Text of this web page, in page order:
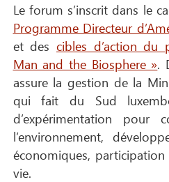
Le forum s’inscrit dans le
Programme Directeur
et des cibles d’action du
Man and the Biosphere ».
assure la gestion de la
qui fait du Sud
d’expérimentation pour
l’environnement,
économiques,
vie.